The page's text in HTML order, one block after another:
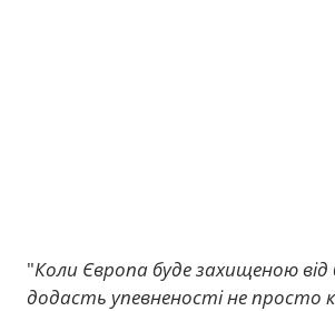
"Коли Європа буде захищеною від
додасть упевненості не просто